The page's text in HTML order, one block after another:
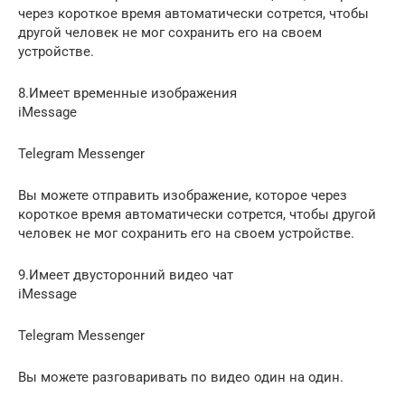
через короткое время автоматически сотрется, чтобы
другой человек не мог сохранить его на своем
устройстве.
8.Имеет временные изображения
iMessage
Telegram Messenger
Вы можете отправить изображение, которое через
короткое время автоматически сотрется, чтобы другой
человек не мог сохранить его на своем устройстве.
9.Имеет двусторонний видео чат
iMessage
Telegram Messenger
Вы можете разговаривать по видео один на один.